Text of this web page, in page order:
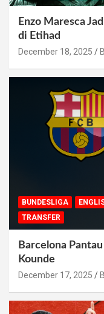
Enzo Maresca
di Etihad
December 18, 2025
BUNDESLIGA
TRANSFER
Barcelona
Kounde
December 17, 2025